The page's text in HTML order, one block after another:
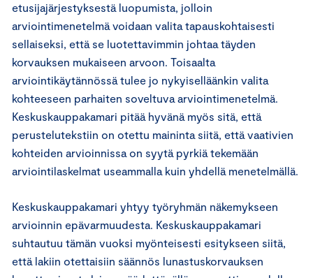
etusijajärjestyksestä luopumista, jolloin
arviointimenetelmä voidaan valita tapauskohtaisesti
sellaiseksi, että se luotettavimmin johtaa täyden
korvauksen mukaiseen arvoon. Toisaalta
arviointikäytännössä tulee jo nykyiselläänkin valita
kohteeseen parhaiten soveltuva arviointimenetelmä.
Keskuskauppakamari pitää hyvänä myös sitä, että
perustelutekstiin on otettu maininta siitä, että vaativien
kohteiden arvioinnissa on syytä pyrkiä tekemään
arviointilaskelmat useammalla kuin yhdellä menetelmällä.
Keskuskauppakamari yhtyy työryhmän näkemykseen
arvioinnin epävarmuudesta. Keskuskauppakamari
suhtautuu tämän vuoksi myönteisesti esitykseen siitä,
että lakiin otettaisiin säännös lunastuskorvauksen